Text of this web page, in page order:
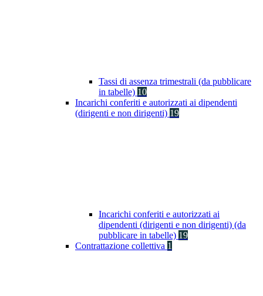
Tassi di assenza trimestrali (da pubblicare
in tabelle) 10
Incarichi conferiti e autorizzati ai dipendenti
(dirigenti e non dirigenti) 19
Incarichi conferiti e autorizzati ai
dipendenti (dirigenti e non dirigenti) (da
pubblicare in tabelle) 19
Contrattazione collettiva 1